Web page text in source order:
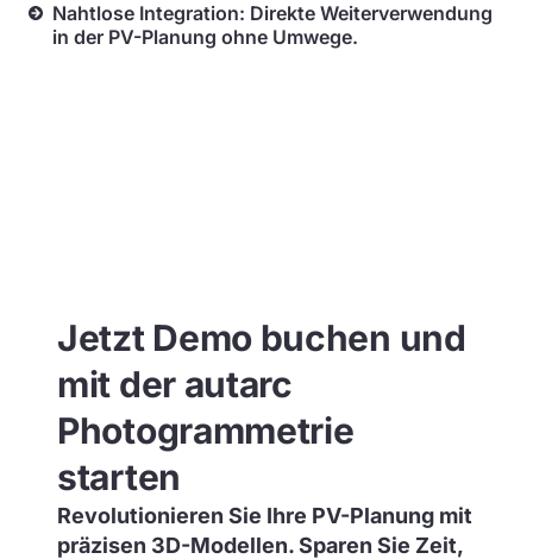
Nahtlose Integration: Direkte Weiterverwendung
in der PV-Planung ohne Umwege.
Jetzt Demo buchen und
mit der autarc
Photogrammetrie
starten
Revolutionieren Sie Ihre PV-Planung mit
präzisen 3D-Modellen. Sparen Sie Zeit,